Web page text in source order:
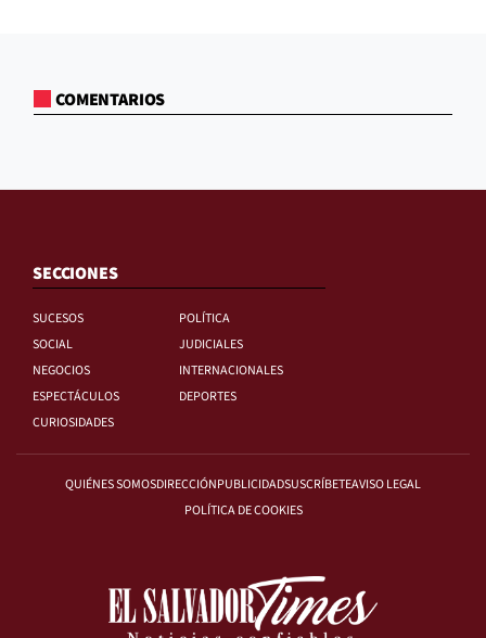
COMENTARIOS
SECCIONES
SUCESOS
POLÍTICA
SOCIAL
JUDICIALES
NEGOCIOS
INTERNACIONALES
ESPECTÁCULOS
DEPORTES
CURIOSIDADES
QUIÉNES SOMOSDIRECCIÓNPUBLICIDADSUSCRÍBETEAVISO LEGAL
POLÍTICA DE COOKIES